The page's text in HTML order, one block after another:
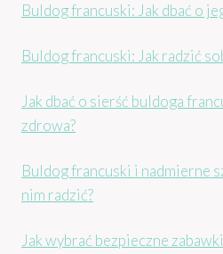
Buldog francuski: Jak dbać o
Buldog francuski: Jak radzić
Jak dbać o sierść buldoga
zdrowa?
Buldog francuski i nadmierne
nim radzić?
Jak wybrać bezpieczne